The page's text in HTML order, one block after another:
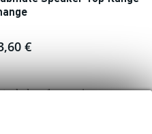
€
dans1 magasin